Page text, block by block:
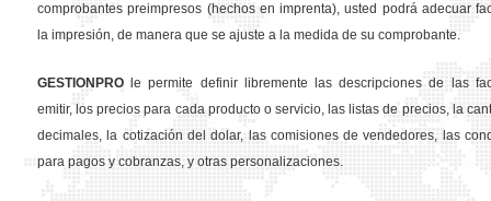
comprobantes preimpresos (hechos en imprenta), usted podrá adecuar
la impresión, de manera que se ajuste a la medida de su comprobante.
GESTION PRO le permite definir libremente las descripciones de las
emitir, los precios para cada producto o servicio, las listas de precios, la
decimales, la cotización del dolar, las comisiones de vendedores, las
para pagos y cobranzas, y otras personalizaciones.